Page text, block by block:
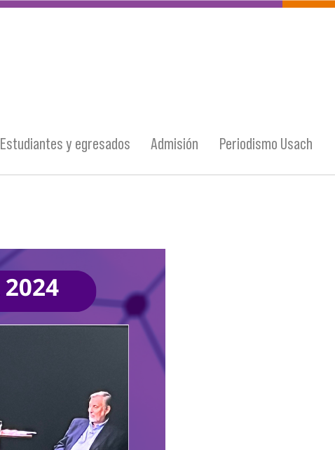
Estudiantes y egresados Admisión Periodismo Usach